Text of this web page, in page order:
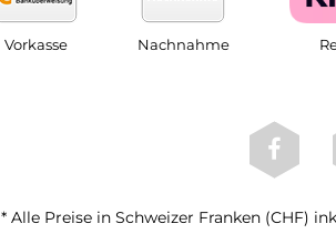
Vorkasse Nachnahme
* Alle Preise in Schweizer Franken (CHF)